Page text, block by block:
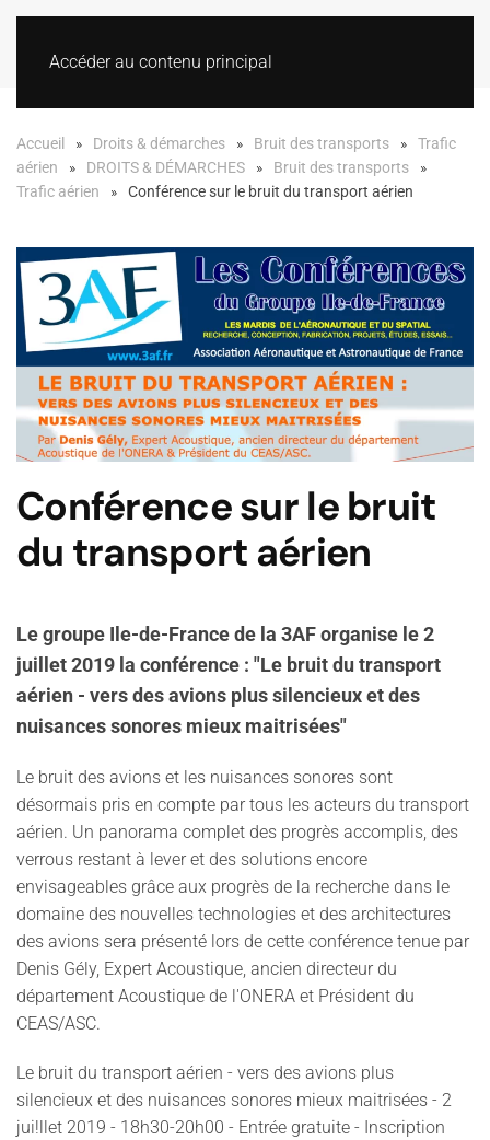
Accéder au contenu principal
Accueil Droits & démarches Bruit des transports
Trafic
aérien
DROITS & DÉMARCHES
Bruit des transports
Trafic aérien
Conférence sur le bruit du transport aérien
Conférence sur le bruit
du transport aérien
Le groupe Ile-de-France de la 3AF organise le 2
juillet 2019 la conférence : "Le bruit du transport
aérien - vers des avions plus silencieux et des
nuisances sonores mieux maitrisées"
Le bruit des avions et les nuisances sonores sont
désormais pris en compte par tous les acteurs du transport
aérien. Un panorama complet des progrès accomplis, des
verrous restant à lever et des solutions encore
envisageables grâce aux progrès de la recherche dans le
domaine des nouvelles technologies et des architectures
des avions sera présenté lors de cette conférence tenue par
Denis Gély, Expert Acoustique, ancien directeur du
département Acoustique de l'ONERA et Président du
CEAS/ASC.
Le bruit du transport aérien - vers des avions plus
silencieux et des nuisances sonores mieux maitrisées - 2
jui!llet 2019 - 18h30-20h00 - Entrée gratuite - Inscription